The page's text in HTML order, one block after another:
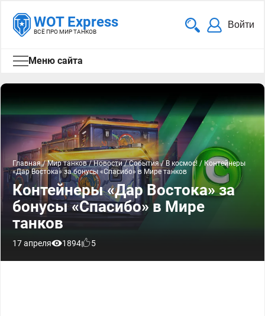
WOT Express
ВСЁ ПРО МИР ТАНКОВ
Войти
Меню сайта
Главная/ Мир танков/ Новости/ События/ В космос! / Контейнеры
«Дар Востока» за бонусы «Спасибо» в Мире танков
Контейнеры «Дар Востока» за
бонусы «Спасибо» в Мире
танков
17 апреля 1894 5